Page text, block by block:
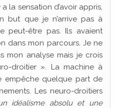
la sensation d’avoir appris,
but que je n’arrive pas à
peut-être pas. Ils avaient
dans mon parcours. Je ne
mon analyse mais je crois
droitier ». La machine à
empêche quelque part de
Les neuro-droitiers
idéalisme absolu et une